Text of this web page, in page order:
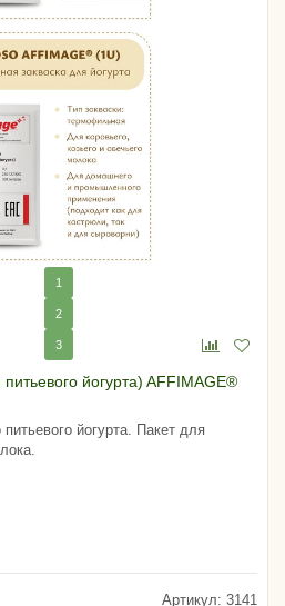
1
2
3
йогурта) AFFIMAGE®
йогурта. Пакет для
Артикул: 3141